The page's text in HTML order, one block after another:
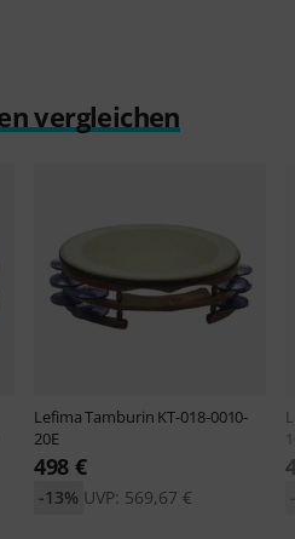
vergleichen
LefimaTamburin KT-018-0010-
20E
498 €
UVP: 569,67 €
-13%